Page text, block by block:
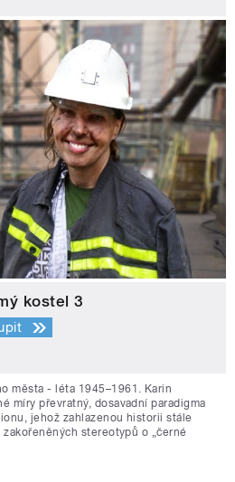
kostel 3
města - léta 1945–1961. Karin
míry převratný, dosavadní paradigma
jehož zahlazenou historii stále
stereotypů o „černé